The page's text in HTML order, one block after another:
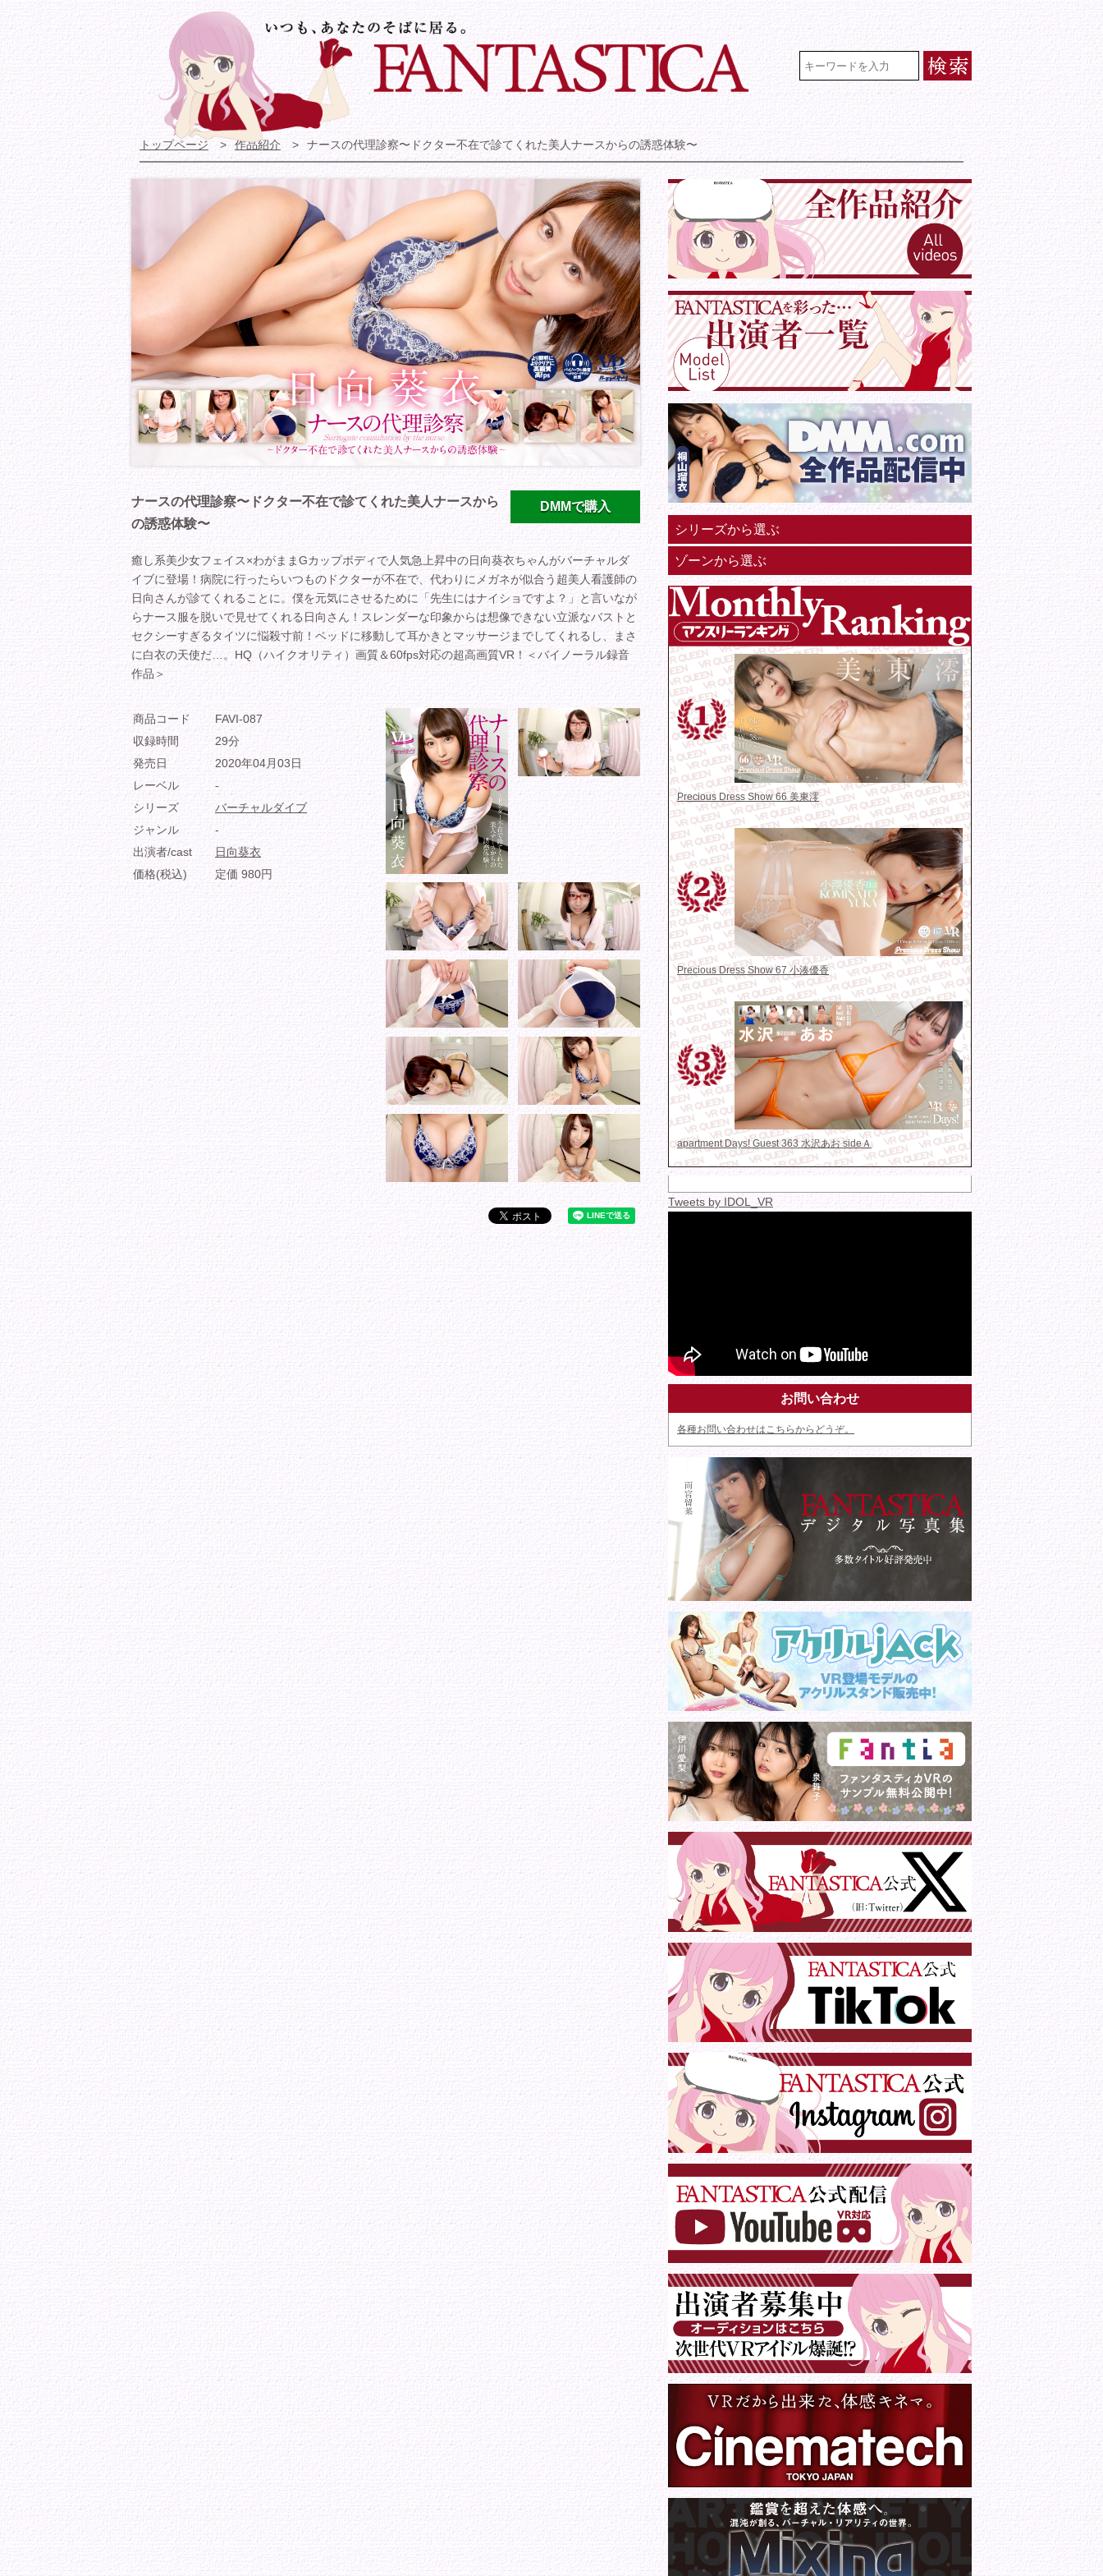
VR専門★アイドル・モデル・グ
トップページ 作品紹介 ナースの代理診察〜ドクター不在で診てくれた美人ナースからの誘惑体験〜
ナースの代理診察〜ドクター不在で診てくれた美人ナースから
の誘惑体験〜
DMMで購入
癒し系美少女フェイス×わがままGカップボディで人気急上昇中の日向葵衣ちゃんがバーチャルダ
イブに登場！病院に行ったらいつものドクターが不在で、代わりにメガネが似合う超美人看護師の
日向さんが診てくれることに。僕を元気にさせるために「先生にはナイショですよ？」と言いなが
らナース服を脱いで見せてくれる日向さん！スレンダーな印象からは想像できない立派なバストと
セクシーすぎるタイツに悩殺寸前！ベッドに移動して耳かきとマッサージまでしてくれるし、まさ
に白衣の天使だ…。HQ（ハイクオリティ）画質＆60fps対応の超高画質VR！＜バイノーラル録音
作品＞
商品コード
FAVI-087
収録時間
29分
発売日
2020年04月03日
レーベル
-
シリーズ
バーチャルダイブ
ジャンル
-
出演者/cast
日向葵衣
価格(税込)
定価 980円
シリーズから選ぶ
ゾーンから選ぶ
Precious Dress Show 66 美東澪
Precious Dress Show 67 小湊優香
apartment Days! Guest 363 水沢あお sideＡ
Tweets by IDOL_VR
お問い合わせ
各種お問い合わせはこちらからどうぞ。